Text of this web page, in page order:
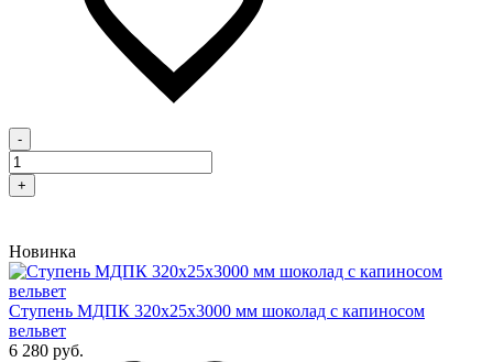
-
+
Новинка
Cтупень МДПК 320х25х3000 мм шоколад с капиносом
вельвет
6 280 руб.